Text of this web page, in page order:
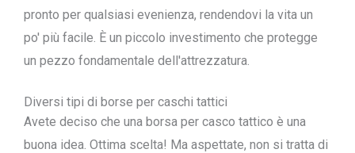
pronto per qualsiasi evenienza, rendendovi la vita un
po' più facile. È un piccolo investimento che protegge
un pezzo fondamentale dell'attrezzatura.
Diversi tipi di borse per caschi tattici
Avete deciso che una borsa per casco tattico è una
buona idea. Ottima scelta! Ma aspettate, non si tratta di